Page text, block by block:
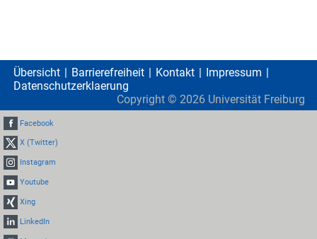
Übersicht Barrierefreiheit Kontakt
Impressum
Datenschutzerklaerung
Copyright © 2026 Universität Freiburg
Facebook
X (Twitter)
Instagram
Youtube
Xing
LinkedIn